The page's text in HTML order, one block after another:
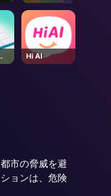
Hi AI
市の脅威を避
ョンは、危険